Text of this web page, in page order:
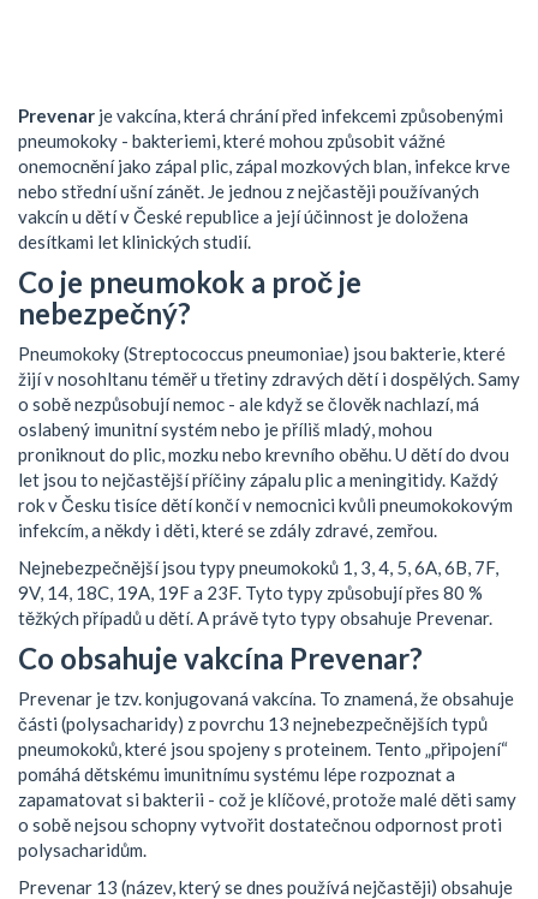
Prevenar je vakcína, která chrání před infekcemi způsobenými
pneumokoky - bakteriemi, které mohou způsobit vážné
onemocnění jako zápal plic, zápal mozkových blan, infekce krve
nebo střední ušní zánět. Je jednou z nejčastěji používaných
vakcín u dětí v České republice a její účinnost je doložena
desítkami let klinických studií.
Co je pneumokok a proč je
nebezpečný?
Pneumokoky (Streptococcus pneumoniae) jsou bakterie, které
žijí v nosohltanu téměř u třetiny zdravých dětí i dospělých. Samy
o sobě nezpůsobují nemoc - ale když se člověk nachlazí, má
oslabený imunitní systém nebo je příliš mladý, mohou
proniknout do plic, mozku nebo krevního oběhu. U dětí do dvou
let jsou to nejčastější příčiny zápalu plic a meningitidy. Každý
rok v Česku tisíce dětí končí v nemocnici kvůli pneumokokovým
infekcím, a někdy i děti, které se zdály zdravé, zemřou.
Nejnebezpečnější jsou typy pneumokoků 1, 3, 4, 5, 6A, 6B, 7F,
9V, 14, 18C, 19A, 19F a 23F. Tyto typy způsobují přes 80 %
těžkých případů u dětí. A právě tyto typy obsahuje Prevenar.
Co obsahuje vakcína Prevenar?
Prevenar je tzv. konjugovaná vakcína. To znamená, že obsahuje
části (polysacharidy) z povrchu 13 nejnebezpečnějších typů
pneumokoků, které jsou spojeny s proteinem. Tento „připojení“
pomáhá dětskému imunitnímu systému lépe rozpoznat a
zapamatovat si bakterii - což je klíčové, protože malé děti samy
o sobě nejsou schopny vytvořit dostatečnou odpornost proti
polysacharidům.
Prevenar 13 (název, který se dnes používá nejčastěji) obsahuje